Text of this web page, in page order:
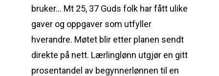
bruker… Mt 25, 37 Guds folk har fått ulike
gaver og oppgaver som utfyller
hverandre. Møtet blir etter planen sendt
direkte på nett. Lærlinglønn utgjør en gitt
prosentandel av begynnerlønnen til en